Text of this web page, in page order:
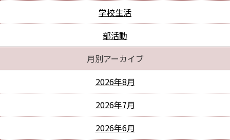
学校生活
部活動
月別アーカイブ
2026年8月
2026年7月
2026年6月